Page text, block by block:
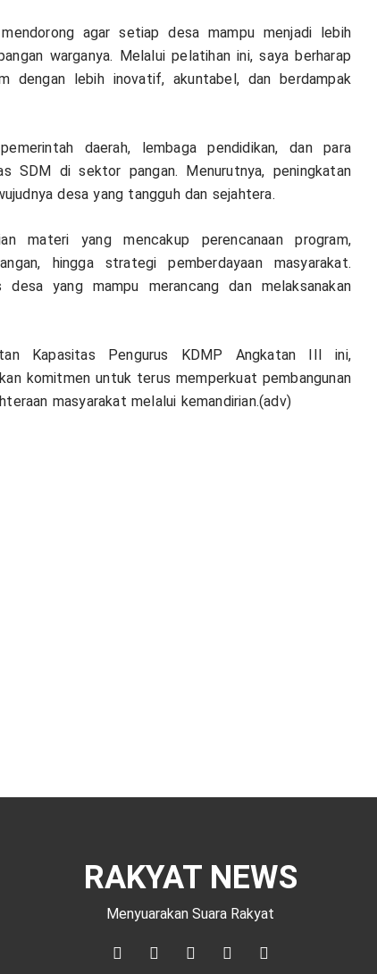
agar setiap desa mampu menjadi lebih
warganya. Melalui pelatihan ini, saya berharap
dengan lebih inovatif, akuntabel, dan berdampak
daerah, lembaga pendidikan, dan para
SDM di sektor pangan. Menurutnya, peningkatan
desa yang tangguh dan sejahtera.
materi yang mencakup perencanaan program,
hingga strategi pemberdayaan masyarakat.
desa yang mampu merancang dan melaksanakan
Kapasitas Pengurus KDMP Angkatan III ini,
komitmen untuk terus memperkuat pembangunan
masyarakat melalui kemandirian.(adv)
RAKYAT NEWS
Menyuarakan Suara Rakyat